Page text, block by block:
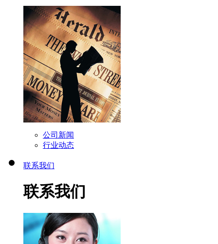
公司新闻
行业动态
联系我们
联系我们